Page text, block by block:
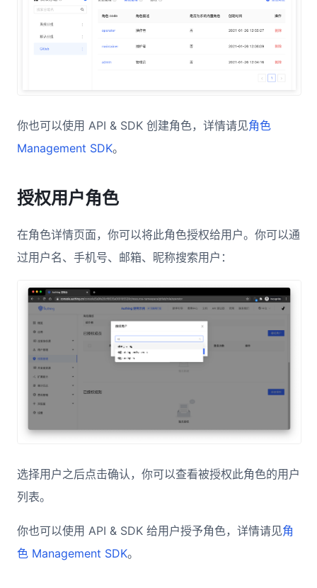
你也可以使用 API & SDK 创建角色，详情请见角色
Management SDK。
授权用户角色
在角色详情页面，你可以将此角色授权给用户。你可以通
过用户名、手机号、邮箱、昵称搜索用户：
选择用户之后点击确认，你可以查看被授权此角色的用户
列表。
你也可以使用 API & SDK 给用户授予角色，详情请见角
色 Management SDK。